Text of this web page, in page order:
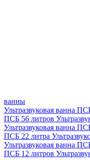
ванны
Ультразвуковая ванна
ПСБ 56 литров
Ультразвуковая ванна
ПСБ 22 литра
Ультразвуковая ванна
ПСБ 12 литров